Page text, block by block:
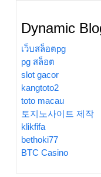
Dynamic
เว็บสล็อตpg
pg สล็อต
slot gacor
kangtoto2
toto macau
토지노사이트 제작
klikfifa
bethoki77
BTC Casino